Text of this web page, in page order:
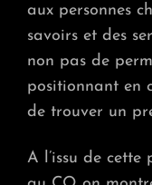
aux personnes
savoirs et des
non pas de
positionnant en
de trouver un
A l’issu de